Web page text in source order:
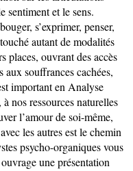
sentiment et le sens.
s’exprimer, penser,
autant de modalités
places, ouvrant des accès
aux souffrances cachées,
important en Analyse
nos ressources naturelles
l’amour de soi-même,
les autres est le chemin
psycho-organiques vous
une présentation